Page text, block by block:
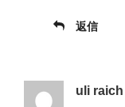
返信
uli raich